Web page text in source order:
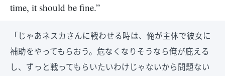
time, it should be fine.”
「じゃあネスカさんに戦わせる時は、俺が主体で彼女に
補助をやってもらおう。危なくなりそうなら俺が庇える
し、ずっと戦ってもらいたいわけじゃないから問題ない